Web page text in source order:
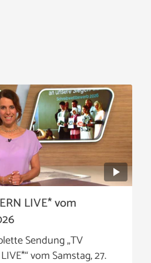
LIVE* vom
Sendung „TV
vom Samstag, 27.